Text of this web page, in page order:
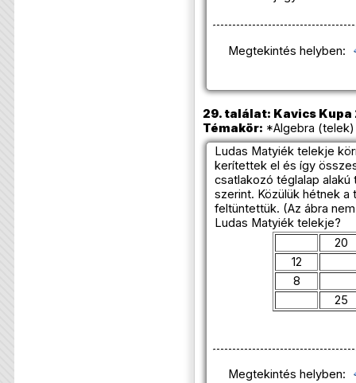
Megtekintés helyben:
29. találat: Kavics
Témakör: *Algebra
Ludas Matyiék telekje
kerítettek el és így
csatlakozó téglalap
szerint. Közülük hétnek
feltüntettük. (Az ábra
Ludas Matyiék telekje?
20
12
8
25
Megtekintés helyben: